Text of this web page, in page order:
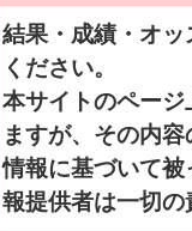
結果・成績・オ
ください。
本サイトのペー
ますが、その内
情報に基づいて
報提供者は一切の